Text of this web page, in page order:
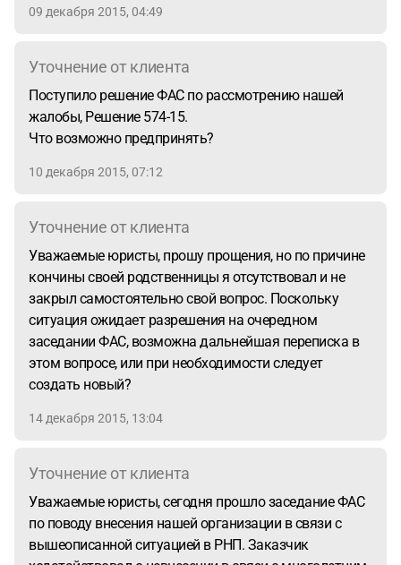
основаниям ФАС могло отклонить жалобу, ведь в 44-ФЗ
победителем проекта контракта при отсутствии
разногласий?
09 декабря 2015, 04:49
Уточнение от клиента
Поступило решение ФАС по рассмотрению нашей
жалобы, Решение 574-15.
Что возможно предпринять?
10 декабря 2015, 07:12
Уточнение от клиента
Уважаемые юристы, прошу прощения, но по причине
кончины своей родственницы я отсутствовал и не
закрыл самостоятельно свой вопрос. Поскольку
ситуация ожидает разрешения на очередном
заседании ФАС, возможна дальнейшая переписка в
этом вопросе, или при необходимости следует
создать новый?
14 декабря 2015, 13:04
Уточнение от клиента
Уважаемые юристы, сегодня прошло заседание ФАС
по поводу внесения нашей организации в связи с
вышеописанной ситуацией в РНП. Заказчик